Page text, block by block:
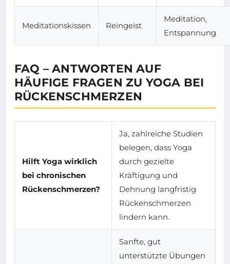
Meditationskissen Reingeist
Meditation,
Entspannung
FAQ – ANTWORTEN AUF
HÄUFIGE FRAGEN ZU YOGA BEI
RÜCKENSCHMERZEN
Hilft Yoga wirklich
bei chronischen
Rückenschmerzen?
Ja, zahlreiche Studien
belegen, dass Yoga
durch gezielte
Kräftigung und
Dehnung langfristig
Rückenschmerzen
lindern kann.
Sanfte, gut
unterstützte Übungen